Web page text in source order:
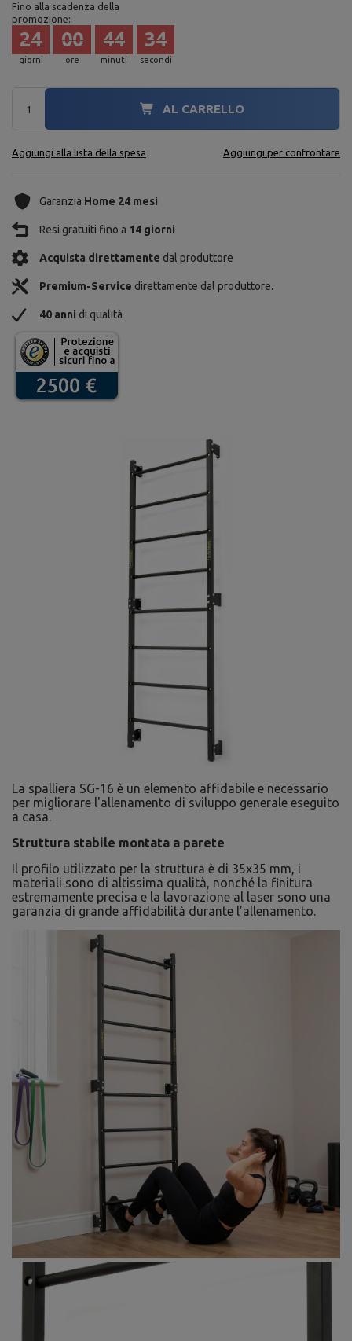
Fino alla scadenza della
promozione:
giorni
24
ore
00
minuti
44
secondi
33
AL CARRELLO
Aggiungi alla lista della spesa Aggiungi per confrontare
Garanzia Home 24 mesi
Resi gratuiti fino a 14 giorni
Acquista direttamente dal produttore
Premium-Service direttamente dal produttore.
40 anni di qualità
La spalliera SG-16 è un elemento affidabile e necessario
per migliorare l'allenamento di sviluppo generale eseguito
a casa.
Struttura stabile montata a parete
Il profilo utilizzato per la struttura è di 35x35 mm, i
materiali sono di altissima qualità, nonché la finitura
estremamente precisa e la lavorazione al laser sono una
garanzia di grande affidabilità durante l’allenamento.